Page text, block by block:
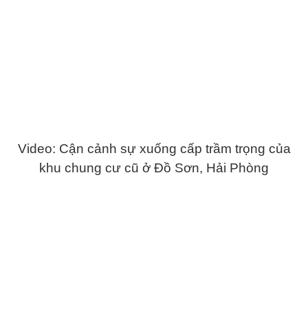
Video: Cận cảnh sự xuống cấp trầm trọng của
khu chung cư cũ ở Đồ Sơn, Hải Phòng